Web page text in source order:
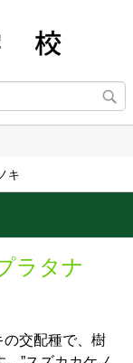
キ
ラタナ
の交配種で、樹